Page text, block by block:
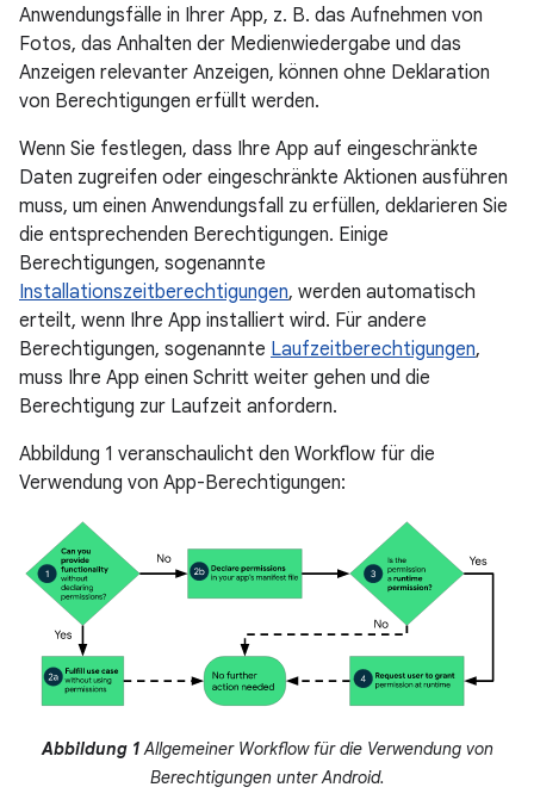
Anwendungsfälle in Ihrer App, z. B. das Aufnehmen von
Fotos, das Anhalten der Medienwiedergabe und das
Anzeigen relevanter Anzeigen, können ohne Deklaration
von Berechtigungen erfüllt werden.
Wenn Sie festlegen, dass Ihre App auf eingeschränkte
Daten zugreifen oder eingeschränkte Aktionen ausführen
muss, um einen Anwendungsfall zu erfüllen, deklarieren Sie
die entsprechenden Berechtigungen. Einige
Berechtigungen, sogenannte
Installationszeitberechtigungen, werden automatisch
erteilt, wenn Ihre App installiert wird. Für andere
Berechtigungen, sogenannte Laufzeitberechtigungen,
muss Ihre App einen Schritt weiter gehen und die
Berechtigung zur Laufzeit anfordern.
Abbildung 1 veranschaulicht den Workflow für die
Verwendung von App-Berechtigungen:
Abbildung 1Allgemeiner Workflow für die Verwendung von
Berechtigungen unter Android.